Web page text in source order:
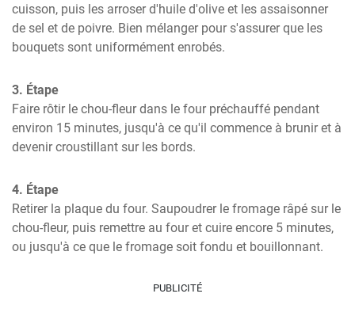
cuisson, puis les arroser d'huile d'olive et les assaisonner
de sel et de poivre. Bien mélanger pour s'assurer que les
bouquets sont uniformément enrobés.
3. Étape
Faire rôtir le chou-fleur dans le four préchauffé pendant
environ 15 minutes, jusqu'à ce qu'il commence à brunir et à
devenir croustillant sur les bords.
4. Étape
Retirer la plaque du four. Saupoudrer le fromage râpé sur le
chou-fleur, puis remettre au four et cuire encore 5 minutes,
ou jusqu'à ce que le fromage soit fondu et bouillonnant.
PUBLICITÉ